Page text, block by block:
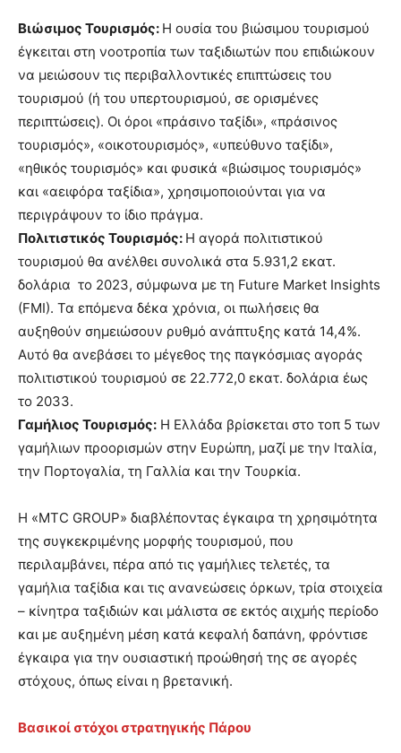
Βιώσιμος Τουρισμός: Η ουσία του βιώσιμου τουρισμού
έγκειται στη νοοτροπία των ταξιδιωτών που επιδιώκουν
να μειώσουν τις περιβαλλοντικές επιπτώσεις του
τουρισμού (ή του υπερτουρισμού, σε ορισμένες
περιπτώσεις). Οι όροι «πράσινο ταξίδι», «πράσινος
τουρισμός», «οικοτουρισμός», «υπεύθυνο ταξίδι»,
«ηθικός τουρισμός» και φυσικά «βιώσιμος τουρισμός»
και «αειφόρα ταξίδια», χρησιμοποιούνται για να
περιγράψουν το ίδιο πράγμα.
Πολιτιστικός Τουρισμός: Η αγορά πολιτιστικού
τουρισμού θα ανέλθει συνολικά στα 5.931,2 εκατ.
δολάρια το 2023, σύμφωνα με τη Future Market Insights
(FMI). Τα επόμενα δέκα χρόνια, οι πωλήσεις θα
αυξηθούν σημειώσουν ρυθμό ανάπτυξης κατά 14,4%.
Αυτό θα ανεβάσει το μέγεθος της παγκόσμιας αγοράς
πολιτιστικού τουρισμού σε 22.772,0 εκατ. δολάρια έως
το 2033.
Γαμήλιος Τουρισμός: Η Ελλάδα βρίσκεται στο τοπ 5 των
γαμήλιων προορισμών στην Ευρώπη, μαζί με την Ιταλία,
την Πορτογαλία, τη Γαλλία και την Τουρκία.
Η «MTC GROUP» διαβλέποντας έγκαιρα τη χρησιμότητα
της συγκεκριμένης μορφής τουρισμού, που
περιλαμβάνει, πέρα από τις γαμήλιες τελετές, τα
γαμήλια ταξίδια και τις ανανεώσεις όρκων, τρία στοιχεία
– κίνητρα ταξιδιών και μάλιστα σε εκτός αιχμής περίοδο
και με αυξημένη μέση κατά κεφαλή δαπάνη, φρόντισε
έγκαιρα για την ουσιαστική προώθησή της σε αγορές
στόχους, όπως είναι η βρετανική.
Βασικοί στόχοι στρατηγικής Πάρου